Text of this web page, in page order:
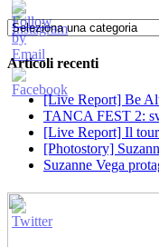
Categorie
Articoli recenti
[Live Report] Be
TANCA FEST 2:
[Live Report] Il tour
[Photostory]
Suzanne Vega